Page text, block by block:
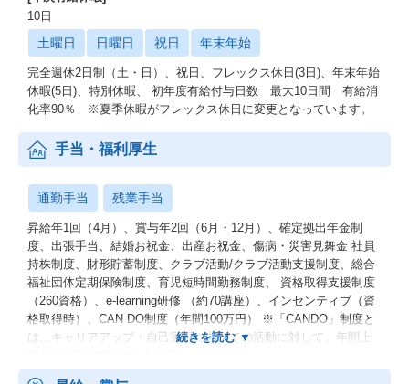
10日
土曜日 日曜日 祝日 年末年始
完全週休2日制（土・日）、祝日、フレックス休日(3日)、年末年始
休暇(5日)、特別休暇、 初年度有給付与日数 最大10日間 有給消
化率90％ ※夏季休暇がフレックス休日に変更となっています。
手当・福利厚生
通勤手当 残業手当
昇給年1回（4月）、賞与年2回（6月・12月）、確定拠出年金制
度、出張手当、結婚お祝金、出産お祝金、傷病・災害見舞金 社員
持株制度、財形貯蓄制度、クラブ活動/クラブ活動支援制度、総合
福祉団体定期保険制度、育児短時間勤務制度、 資格取得支援制度
（260資格）、e-learning研修 （約70講座）、インセンティブ（資
格取得時）、CAN DO制度（年間100万円） ※「CANDO」制度と
は…キャリアアップ・自己実現に向けての活動に対して、年間上